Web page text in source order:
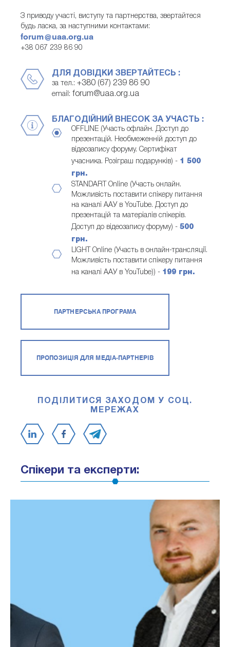
З приводу участі, виступу та партнерства, звертайтеся
будь ласка, за наступними контактами:
forum@uaa.org.ua
+38 067 239 86 90
ДЛЯ ДОВІДКИ ЗВЕРТАЙТЕСЬ :
за тел.: +380 (67) 239 86 90
email: forum@uaa.org.ua
БЛАГОДІЙНИЙ ВНЕСОК ЗА УЧАСТЬ :
OFFLINE (Участь офлайн. Доступ до
презентацій. Необмеженній доступ до
відеозапису форуму. Сертифікат
учасника. Розіграш подарунків) - 1 500
грн.
STANDART Online (Участь онлайн.
Можливість поставити спікеру питання
на каналі ААУ в YouTube. Доступ до
презентацій та матеріалів спікерів.
Доступ до відеозапису форуму) - 500
грн.
LIGHT Online (Участь в онлайн-трансляції.
Можливість поставити спікеру питання
на каналі ААУ в YouTube)) - 199 грн.
ПАРТНЕРСЬКА ПРОГРАМА
ПРОПОЗИЦІЯ ДЛЯ МЕДІА-ПАРТНЕРІВ
ПОДІЛИТИСЯ ЗАХОДОМ У СОЦ.
МЕРЕЖАХ
Спікери та експерти: